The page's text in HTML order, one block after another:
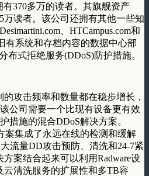
370多万的读者。其旗舰资产
万读者。该公司还拥有其他一些知
、HTCampus.com和
有系统和存档内容的数据中心部
布式拒绝服务(DDoS)防护措施。
攻击频率和数量都在稳步增长，
公司需要一个比现有设备更有效
措施的混合DDoS解决方案。
案集成了永远在线的检测和缓解
流量DD攻击预防、清洗和24-7紧
案结合起来可以利用Radware设
清洗服务的扩展性和多TB容